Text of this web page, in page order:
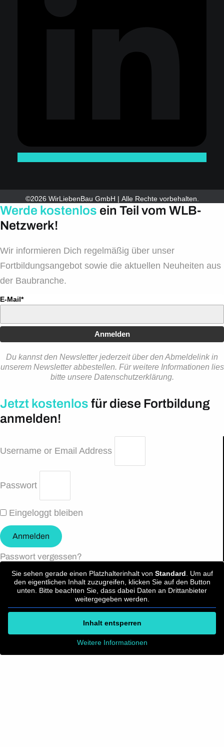
©2026 WirLiebenBau GmbH | Alle Rechte vorbehalten.
Werde kostenlos ein Teil vom WLB-
Netzwerk!
Wir informieren Dich regelmäßig über unser
Fortbildungsangebot sowie die aktuellen Neuheiten aus
der Baubranche.
E-Mail*
Anmelden
Du kannst den Newsletter jederzeit über den Abmeldelink in
unserem Newsletter abbestellen. Für weitere Informationen lies
bitte unsere Datenschutzerklärung.
Jetzt kostenlos für diese Fortbildung
anmelden!
Username or Email Address
Passwort
Eingeloggt bleiben
Anmelden
Passwort vergessen?
Sie sehen gerade einen Platzhalterinhalt von Standard . Um auf
den eigentlichen Inhalt zuzugreifen, klicken Sie auf den Button
unten. Bitte beachten Sie, dass dabei Daten an Drittanbieter
weitergegeben werden.
Inhalt entsperren
Weitere Informationen